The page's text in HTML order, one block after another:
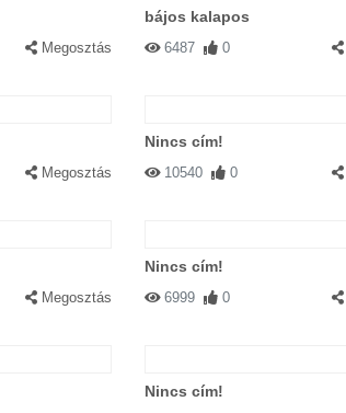
Megosztás
bájos kalapos
6487 0
Megosztás
Nincs cím!
10540 0
Megosztás
Nincs cím!
6999 0
Nincs cím!